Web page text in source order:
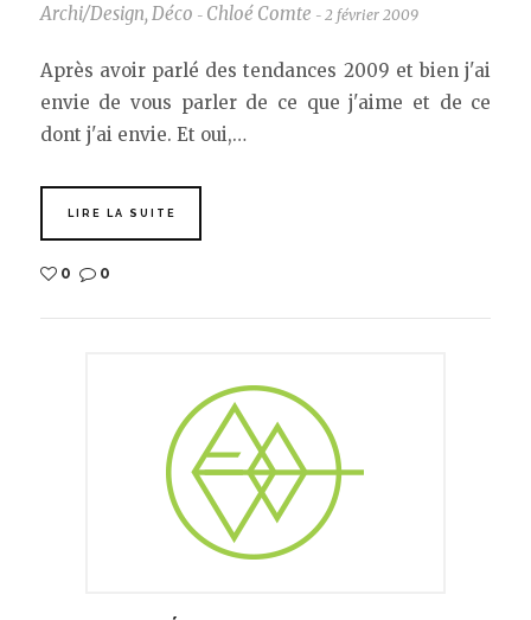
Archi/Design, Déco - Chloé Comte - 2 février 2009
Après avoir parlé des tendances 2009 et bien j'ai
envie de vous parler de ce que j'aime et de ce
dont j'ai envie. Et oui,…
LIRE LA SUITE
0 0